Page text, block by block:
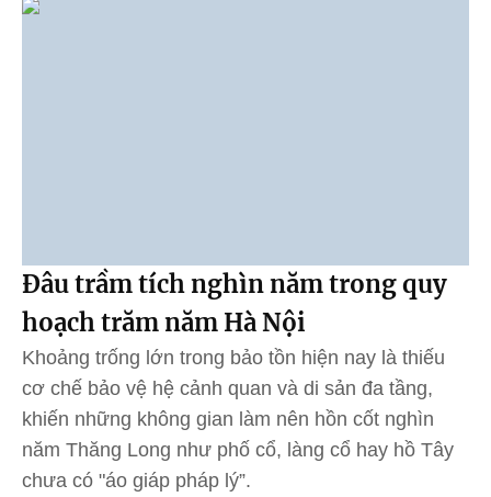
Đâu trầm tích nghìn năm trong quy
hoạch trăm năm Hà Nội
Khoảng trống lớn trong bảo tồn hiện nay là thiếu
cơ chế bảo vệ hệ cảnh quan và di sản đa tầng,
khiến những không gian làm nên hồn cốt nghìn
năm Thăng Long như phố cổ, làng cổ hay hồ Tây
chưa có "áo giáp pháp lý”.